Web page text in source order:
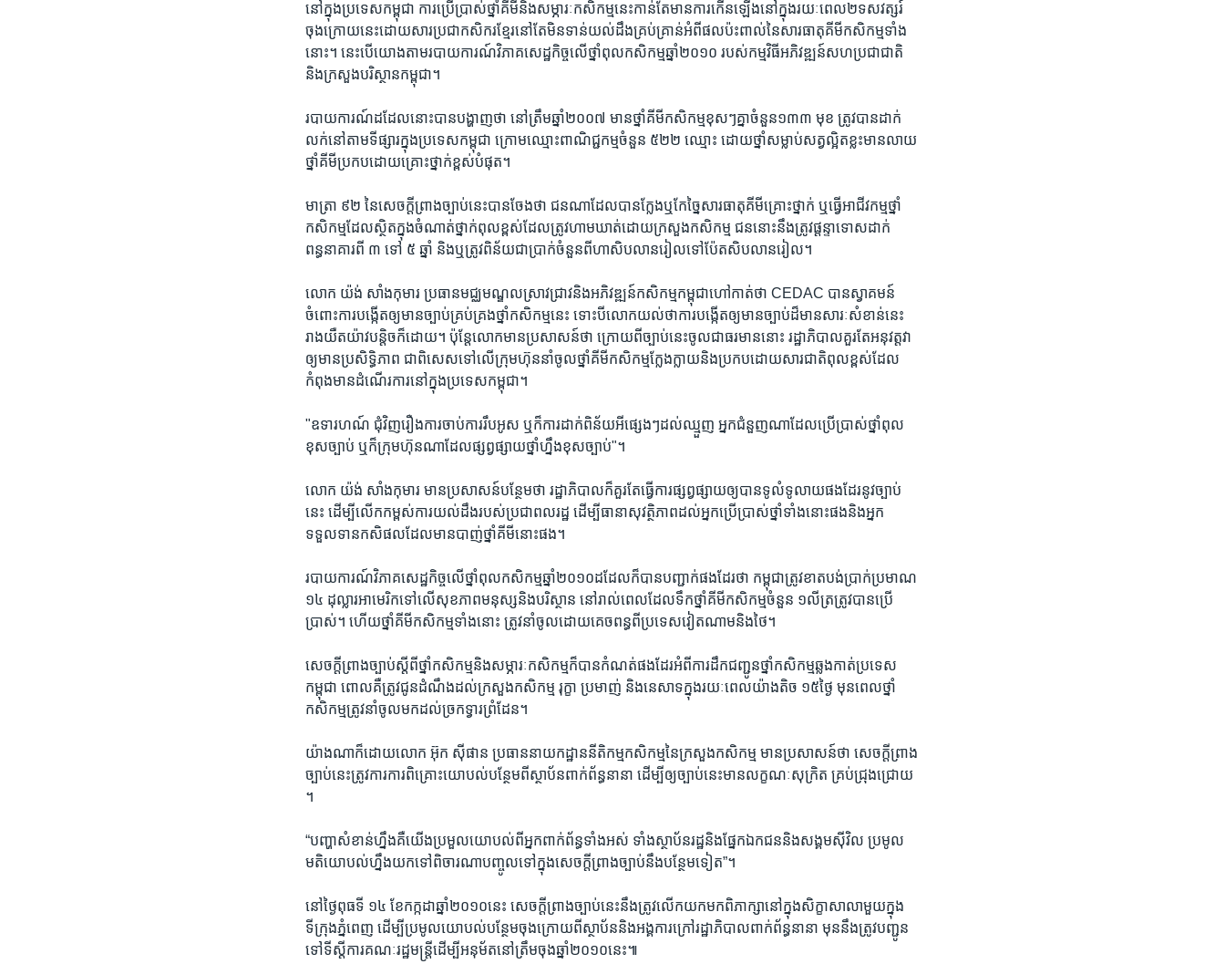
នៅក្នុង​ប្រទេស​កម្ពុជា​ ការ​ប្រើប្រាស់​ថ្នាំ​គីមី​និង​សម្ភារៈ​កសិកម្ម​នេះកាន់តែ​មាន​ការ​កើនឡើង​នៅក្នុង​រយៈពេល​២​ទសវត្សរ៍​
ចុង​ក្រោយ​នេះ​ដោយសារ​ប្រជា​កសិករ​ខ្មែរ​នៅតែ​មិនទាន់​យល់ដឹង​គ្រប់​គ្រាន់​អំពី​ផលប៉ះពាល់​នៃ​សារធាតុ​គីមី​កសិកម្ម​ទាំង
នោះ។​ នេះ​បើ​យោង​តាម​របាយការណ៍​វិភាគ​សេដ្ឋកិច្ច​លើ​ថ្នាំពុល​កសិកម្ម​ឆ្នាំ២០១០​ របស់​កម្មវិធី​អភិវឌ្ឍន៍​សហប្រជាជាតិ​
និង​ក្រសួង​បរិស្ថាន​កម្ពុជា។
របាយការណ៍​ដដែល​នោះ​បាន​បង្ហាញ​ថា​ នៅ​ត្រឹម​ឆ្នាំ​២០០៧​ មាន​ថ្នាំ​គីមី​កសិកម្ម​ខុសៗ​គ្នា​ចំនួន​១៣៣​ មុខ​ ត្រូវបាន​ដាក់​
លក់​នៅ​តាម​ទីផ្សារ​ក្នុង​ប្រទេស​កម្ពុជា​ ក្រោម​ឈ្មោះ​ពាណិជ្ជកម្ម​ចំនួន​ ៥២២​ ឈ្មោះ​ ដោយ​ថ្នាំ​សម្លាប់​សត្វល្អិត​ខ្លះ​មាន​លាយ​
ថ្នាំ​គីមី​ប្រកប​ដោយ​គ្រោះថ្នាក់​ខ្ពស់​បំផុត។
មាត្រា​ ៩២​ នៃ​សេចក្តី​ព្រាង​ច្បាប់​នេះ​បាន​ចែង​ថា​ ជន​ណា​ដែល​បាន​ក្លែង​ឬ​កែច្នៃ​សារធាតុ​គីមី​គ្រោះថ្នាក់​ ឬ​ធ្វើ​អាជីវកម្ម​ថ្នាំ​
កសិកម្ម​ដែល​ស្ថិត​ក្នុង​ចំណាត់​ថ្នាក់​ពុល​ខ្ពស់ដែល​ត្រូវ​ហាម​ឃាត់​ដោយ​ក្រសួង​កសិកម្ម​ ជន​នោះ​នឹង​ត្រូវ​ផ្ដន្ទាទោស​ដាក់​
ពន្ធនាគារ​ពី​ ៣​ ទៅ​ ៥​ ឆ្នាំ​ និង​ឬ​ត្រូវ​ពិន័យ​ជា​ប្រាក់​ចំនួន​ពី​ហាសិប​លាន​រៀល​ទៅ​ប៉ែត​សិប​លាន​រៀល។
លោក​ យ៉ង់ សាំងកុមារ​ ប្រធាន​មជ្ឈមណ្ឌល​ស្រាវជ្រាវ​និង​អភិវឌ្ឍន៍​កសិកម្ម​កម្ពុជា​ហៅ​កាត់​ថា​ CEDAC​ បាន​ស្វាគមន៍​
ចំពោះ​ការ​បង្កើត​ឲ្យ​មាន​ច្បាប់គ្រប់គ្រង​ថ្នាំ​កសិកម្ម​នេះ​ ទោះបីលោក​យល់ថា​ការ​បង្កើត​ឲ្យ​មាន​ច្បាប់​ដ៏​មាន​សារៈសំខាន់​នេះ​
រាង​យឺតយ៉ាវ​បន្តិច​ក៏​ដោយ។​ ប៉ុន្តែ​លោក​មាន​ប្រសាសន៍​ថា​ ក្រោយ​ពី​ច្បាប់​នេះ​ចូល​ជាធរមាន​នោះ​ រដ្ឋាភិបាល​គួរតែ​អនុវត្ត​វា​
ឲ្យ​មាន​ប្រសិទ្ធិភាព​ ជា​ពិសេស​ទៅ​លើ​ក្រុមហ៊ុន​នាំ​ចូល​ថ្នាំ​គីមី​កសិកម្ម​ក្លែងក្លាយ​និង​ប្រកប​ដោយ​សារជាតិ​ពុល​ខ្ពស់​ដែល​
កំពុង​មាន​ដំណើរការ​នៅក្នុង​ប្រទេស​កម្ពុជា។
"ឧទារហណ៍​ ជុំវិញ​រឿង​ការ​ចាប់ការ​រឹបអូស​ ឬ​ក៏​ការ​ដាក់​ពិន័យ​អី​ផ្សេងៗ​ដល់​ឈ្មួញ​ អ្នក​ជំនួញ​ណា​ដែល​ប្រើប្រាស់​ថ្នាំពុល​
ខុសច្បាប់​ ឬ​ក៏​ក្រុមហ៊ុន​ណា​ដែល​ផ្សព្វផ្សាយ​ថ្នាំ​ហ្នឹង​ខុស​ច្បាប់"។
លោក​ យ៉ង់ សាំងកុមារ​ មាន​ប្រសាសន៍​បន្ថែម​ថា​ រដ្ឋាភិបាល​ក៏​គួរ​តែ​ធ្វើ​ការ​ផ្សព្វ​ផ្សាយ​ឲ្យ​បាន​ទូលំទូលាយ​ផងដែរ​នូវ​ច្បាប់​
នេះ​ ដើម្បី​លើក​កម្ពស់​ការយល់​ដឹង​របស់​ប្រជាពលរដ្ឋ​ ដើម្បី​ធានា​សុវត្ថិភាព​ដល់​អ្នក​ប្រើប្រាស់​ថ្នាំ​ទាំងនោះ​ផង​និង​អ្នក​
ទទួលទាន​កសិផល​ដែល​មាន​បាញ់​ថ្នាំ​គីមី​នោះ​ផង។
របាយការណ៍​វិភាគ​សេដ្ឋ​កិច្ច​លើ​ថ្នាំ​ពុល​កសិកម្ម​ឆ្នាំ​២០១០​ដដែល​ក៏​បាន​បញ្ជាក់​ផង​ដែរ​ថា ​កម្ពុជា​ត្រូវ​ខាតបង់​ប្រាក់​ប្រមាណ​
១៤​ ដុល្លារ​អាមេរិក​ទៅលើ​សុខភាព​មនុស្ស​និង​បរិស្ថាន​ នៅ​រាល់​ពេល​ដែល​ទឹក​ថ្នាំគីមី​កសិកម្ម​ចំនួន​ ១​លីត្រ​ត្រូវបាន​ប្រើ
ប្រាស់។​ ហើយ​ថ្នាំ​គីមី​កសិកម្ម​ទាំង​នោះ ត្រូវនាំចូល​ដោយ​គេច​ពន្ធ​ពី​ប្រទេស​វៀតណាម​និង​ថៃ។
សេចក្តី​ព្រាង​ច្បាប់​ស្តីពី​ថ្នាំ​កសិកម្ម​និង​សម្ភារៈ​កសិកម្ម​ក៏​បានកំណត់​ផងដែរ​អំពី​ការដឹកជញ្ជូន​ថ្នាំ​កសិកម្ម​ឆ្លង​កាត់​ប្រទេស​
កម្ពុជា​ ពោលគឺ​ត្រូវ​ជូន​ដំណឹង​ដល់​ក្រសួង​កសិកម្ម​ រុក្ខា​ ប្រមាញ់​ និង​នេសាទ​ក្នុង​រយៈពេល​យ៉ាង​តិច​ ១៥​ថ្ងៃ​ មុន​ពេល​ថ្នាំ​
កសិកម្ម​ត្រូវ​នាំ​ចូល​មកដល់​ច្រក​ទ្វារ​ព្រំដែន។
យ៉ាង​ណាក៏​ដោយ​លោក​ អ៊ុក ស៊ីផាន​ ប្រធាន​នាយកដ្ឋាន​នីតិកម្ម​កសិកម្ម​នៃ​ក្រសួង​កសិកម្ម​ មាន​ប្រសាសន៍​ថា​ សេចក្តី​ព្រាង​
ច្បាប់នេះ​ត្រូវការ​ការ​ពិគ្រោះ​យោបល់​បន្ថែម​ពី​ស្ថាប័ន​ពាក់ព័ន្ធ​នានា ​ដើម្បី​ឲ្យ​ច្បាប់​នេះ​មាន​លក្ខណៈ​សុក្រិត​ គ្រប់​ជ្រុង​ជ្រោយ​
។
“បញ្ហា​សំខាន់ហ្នឹង​គឺ​យើង​ប្រមួល​យោបល់​ពី​អ្នក​ពាក់​ព័ន្ធ​ទាំងអស់​ ទាំង​ស្ថាប័ន​រដ្ឋ​និង​ផ្នែក​ឯកជន​និង​សង្គម​ស៊ី​វិល​ ប្រមូល​
មតិយោបល់​ហ្នឹង​យក​ទៅ​ពិចារណា​បញ្ចូល​ទៅ​ក្នុង​សេចក្តី​ព្រាង​ច្បាប់​នឹង​បន្ថែម​ទៀត”។
នៅ​ថ្ងៃ​ពុធ​ទី​ ១៤​ ខែ​កក្កដា​ឆ្នាំ​២០១០​នេះ​ សេចក្តី​ព្រាង​ច្បាប់​នេះ​នឹង​ត្រូវ​លើក​យក​មក​ពិភាក្សា​នៅក្នុង​សិក្ខា​សាលា​មួយ​ក្នុង​
ទីក្រុង​ភ្នំពេញ​ ដើម្បី​ប្រមូល​យោបល់​បន្ថែម​ចុងក្រោយ​ពី​ស្ថាប័ន​និង​អង្គការ​ក្រៅ​រដ្ឋាភិបាល​ពាក់ព័ន្ធ​នានា​ មុន​នឹង​ត្រូវ​បញ្ជូន​
ទៅ​ទី​ស្តីការ​គណៈ​រដ្ឋមន្រ្តី​ដើម្បី​អនុម័ត​នៅ​ត្រឹម​ចុង​ឆ្នាំ​២០១០​នេះ៕